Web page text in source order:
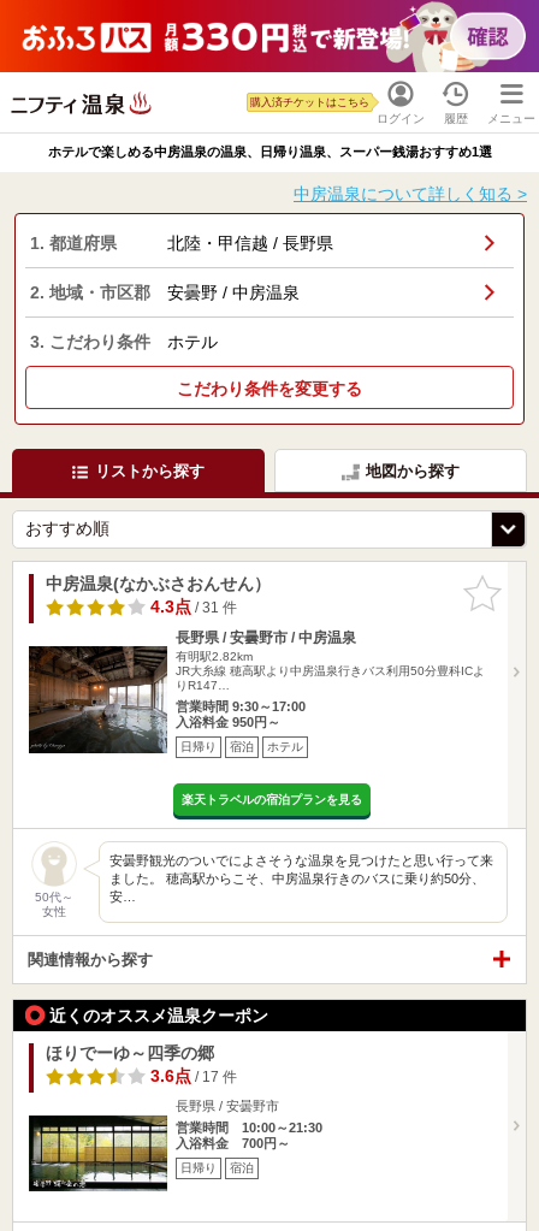
ログイン
購入済チケットはこちら
履歴 メニュー
ホテルで楽しめる中房温泉の温泉、日帰り温泉、スーパー銭湯おすすめ1選
中房温泉について詳しく知る >
1. 都道府県 北陸・甲信越 / 長野県
2. 地域・市区郡 安曇野 / 中房温泉
3. こだわり条件 ホテル
こだわり条件を変更する
リストから探す 地図から探す
お気に入
りに追加
中房温泉(なかぶさおんせん）
4.3点/ 31 件
長野県 / 安曇野市 / 中房温泉
有明駅2.82km
JR大糸線 穂高駅より中房温泉行きバス利用50分豊科ICよ
りR147…
営業時間 9:30～17:00
入浴料金 950円～
日帰り 宿泊 ホテル
楽天トラベルの宿泊プランを見る
50代～
女性
安曇野観光のついでによさそうな温泉を見つけたと思い行って来
ました。 穂高駅からこそ、中房温泉行きのバスに乗り約50分、
安…
関連情報から探す
近くのオススメ温泉クーポン
ほりでーゆ～四季の郷
3.6点/ 17 件
長野県 / 安曇野市
営業時間 10:00～21:30
入浴料金 700円～
日帰り 宿泊